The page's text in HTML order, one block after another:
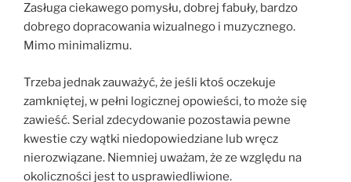
Zasługa ciekawego pomysłu, dobrej fabuły, bardzo
dobrego dopracowania wizualnego i muzycznego.
Mimo minimalizmu.
Trzeba jednak zauważyć, że jeśli ktoś oczekuje
zamkniętej, w pełni logicznej opowieści, to może się
zawieść. Serial zdecydowanie pozostawia pewne
kwestie czy wątki niedopowiedziane lub wręcz
nierozwiązane. Niemniej uważam, że ze względu na
okoliczności jest to usprawiedliwione.